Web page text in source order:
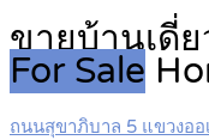
ขายบ้านเดี่
For Sale
ถนนสุขาภิบาล 5 แขวงออ